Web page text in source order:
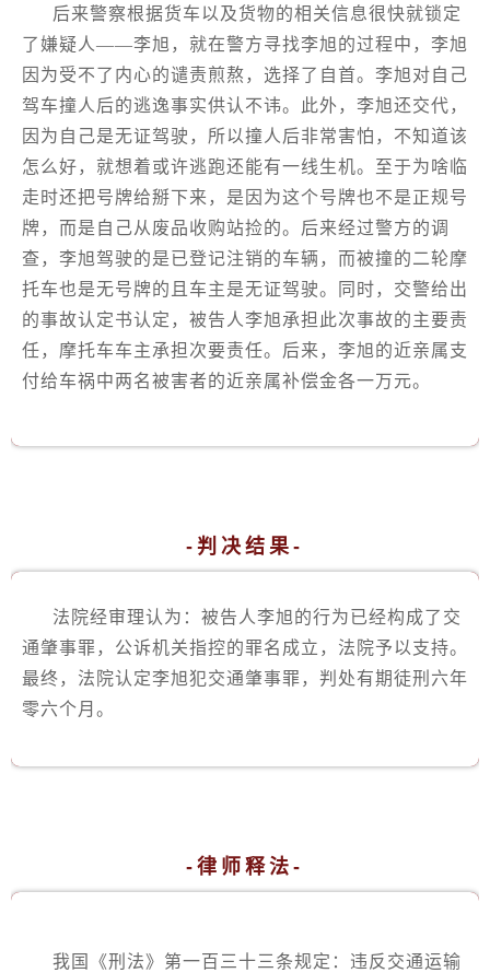
后来警察根据货车以及货物的相关信息很快就锁定
了嫌疑人——李旭，就在警方寻找李旭的过程中，李旭
因为受不了内心的谴责煎熬，选择了自首。李旭对自己
驾车撞人后的逃逸事实供认不讳。此外，李旭还交代，
因为自己是无证驾驶，所以撞人后非常害怕，不知道该
怎么好，就想着或许逃跑还能有一线生机。至于为啥临
走时还把号牌给掰下来，是因为这个号牌也不是正规号
牌，而是自己从废品收购站捡的。后来经过警方的调
查，李旭驾驶的是已登记注销的车辆，而被撞的二轮摩
托车也是无号牌的且车主是无证驾驶。同时，交警给出
的事故认定书认定，被告人李旭承担此次事故的主要责
任，摩托车车主承担次要责任。后来，李旭的近亲属支
付给车祸中两名被害者的近亲属补偿金各一万元。
-判决结果-
法院经审理认为：被告人李旭的行为已经构成了交
通肇事罪，公诉机关指控的罪名成立，法院予以支持。
最终，法院认定李旭犯交通肇事罪，判处有期徒刑六年
零六个月。
-律师释法 -
我国《刑法》第一百三十三条规定：违反交通运输